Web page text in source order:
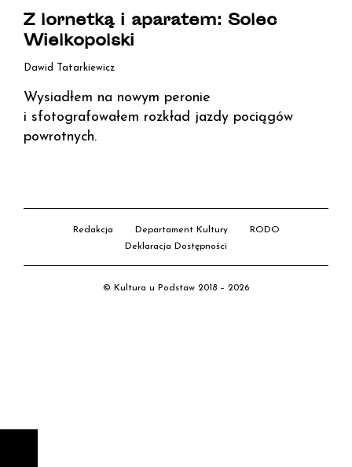
Z lornetką i aparatem: Solec
Wielkopolski
Dawid Tatarkiewicz
Wysiadłem na nowym peronie
i sfotografowałem rozkład jazdy pociągów
powrotnych.
Redakcja Departament Kultury
RODO
Deklaracja Dostępności
© Kultura u Podstaw 2018 – 2026